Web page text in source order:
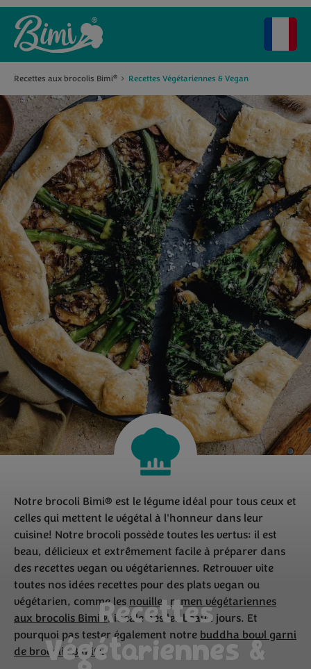
Recettes aux brocolis Bimi® Recettes Végétariennes & Vegan
Recettes
Végétariennes &
Notre brocoli Bimi® est le légume idéal pour tous ceux et
celles qui mettent le végétal à l'honneur dans leur
cuisine! Notre brocoli possède toutes les vertus: il est
beau, délicieux et extrêmement facile à préparer dans
des recettes vegan ou végétariennes. Retrouver vite
toutes nos idées recettes pour des plats vegan ou
végétarien, comme lesnouilles ramen végétariennes
aux brocolis Bimi®, idéale dès les beaux jours. Et
pourquoi pas tester également notrebuddha bowl garni
de brocolis Bimi®.